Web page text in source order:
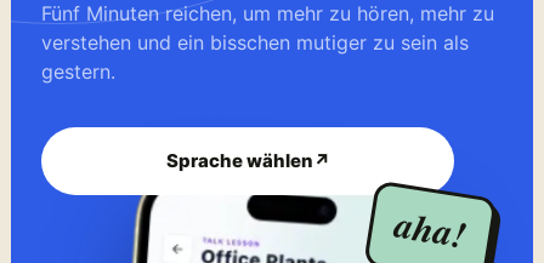
aha!
Fünf Minuten reichen, um mehr zu hören, mehr zu
verstehen und ein bisschen mutiger zu sein als
gestern.
Sprache wählen ↗